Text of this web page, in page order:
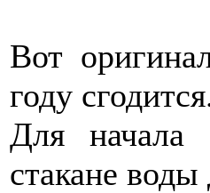
Вот
году
Для начала
стакане